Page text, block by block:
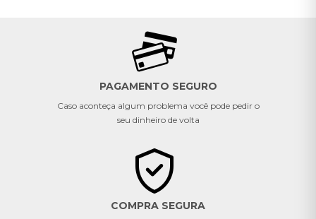
PAGAMENTO SEGURO
Caso aconteça algum problema você pode pedir o
seu dinheiro de volta
COMPRA SEGURA